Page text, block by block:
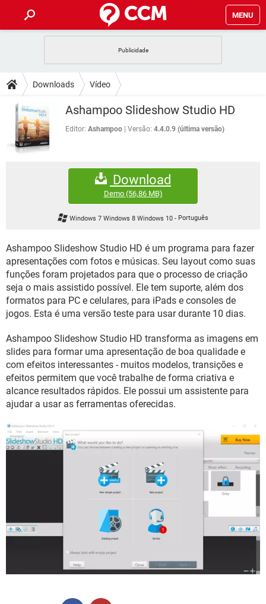
MENU
CELULAR
OUTLOOK EXCEL
INSTAGRAM GMAIL
GUIA DE COMPRAS
DICAS
JOGOS
CELULAR
OUTLOOK
DOWNLOADS
JOGOS WHATSAPP
CELULAR
EXCEL
GMAIL
FÓRUM
FACEBOOK
EXCEL
GMAIL
WHATSAPP
INSTAGRAM GMAIL
GUIA DE COMPRAS
Downloads Vídeo
Ashampoo Slideshow Studio HD
Editor: Ashampoo Versão: 4.4.0.9 (última versão)
Download
Demo(56,86 MB)
Windows 7 Windows 8 Windows 10- Português
Ashampoo Slideshow Studio HD é um programa para fazer
apresentações com fotos e músicas. Seu layout como suas
funções foram projetados para que o processo de criação
seja o mais assistido possível. Ele tem suporte, além dos
formatos para PC e celulares, para iPads e consoles de
jogos. Esta é uma versão teste para usar durante 10 dias.
Ashampoo Slideshow Studio HD transforma as imagens em
slides para formar uma apresentação de boa qualidade e
com efeitos interessantes - muitos modelos, transições e
efeitos permitem que você trabalhe de forma criativa e
alcance resultados rápidos. Ele possui um assistente para
ajudar a usar as ferramentas oferecidas.